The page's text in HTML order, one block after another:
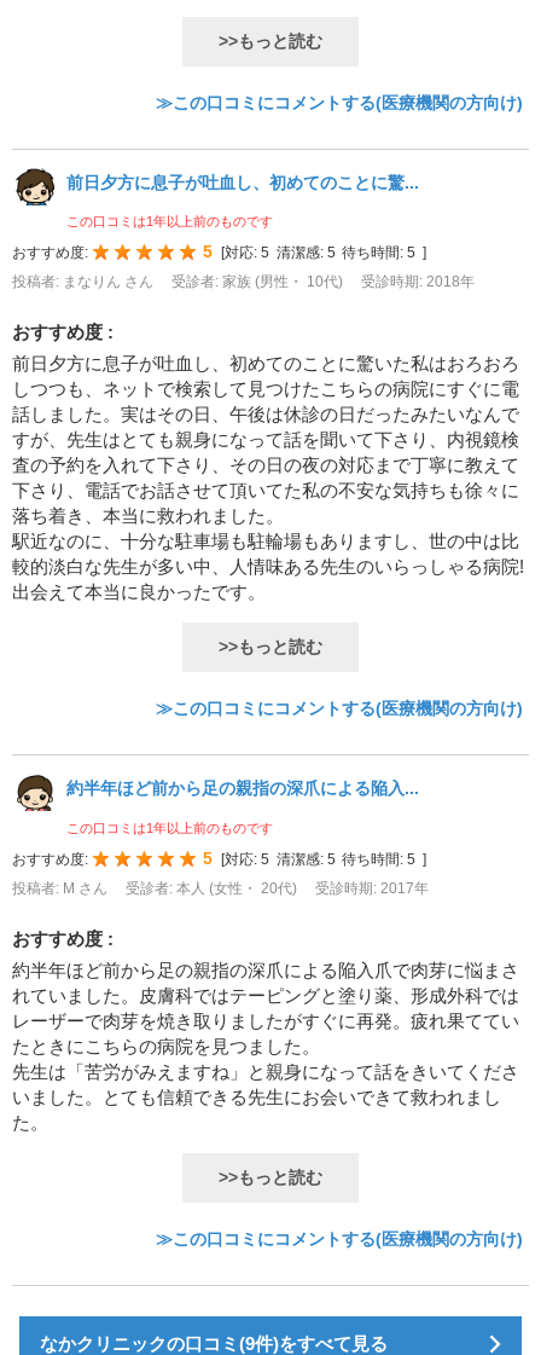
>>もっと読む
≫この口コミにコメントする(医療機関の方向け)
前日夕方に息子が吐血し、初めてのことに驚...
この口コミは1年以上前のものです
おすすめ度: 5 対応: 5 清潔感: 5 待ち時間: 5
投稿者: まなりん さん
受診者: 家族 (男性・ 10代) 受診時期: 2018年
おすすめ度 :
前日夕方に息子が吐血し、初めてのことに驚いた私はおろおろ
しつつも、ネットで検索して見つけたこちらの病院にすぐに電
話しました。実はその日、午後は休診の日だったみたいなんで
すが、先生はとても親身になって話を聞いて下さり、内視鏡検
査の予約を入れて下さり、その日の夜の対応まで丁寧に教えて
下さり、電話でお話させて頂いてた私の不安な気持ちも徐々に
落ち着き、本当に救われました。
駅近なのに、十分な駐車場も駐輪場もありますし、世の中は比
較的淡白な先生が多い中、人情味ある先生のいらっしゃる病院!
出会えて本当に良かったです。
>>もっと読む
≫この口コミにコメントする(医療機関の方向け)
約半年ほど前から足の親指の深爪による陥入...
この口コミは1年以上前のものです
おすすめ度: 5 [対応: 5 清潔感: 5 待ち時間: 5 ]
投稿者: M さん
受診者: 本人 (女性・ 20代) 受診時期: 2017年
おすすめ度 :
約半年ほど前から足の親指の深爪による陥入爪で肉芽に悩まさ
れていました。皮膚科ではテーピングと塗り薬、形成外科では
レーザーで肉芽を焼き取りましたがすぐに再発。疲れ果ててい
たときにこちらの病院を見つました。
先生は「苦労がみえますね」と親身になって話をきいてくださ
いました。とても信頼できる先生にお会いできて救われまし
た。
>>もっと読む
≫この口コミにコメントする(医療機関の方向け)
なかクリニックの口コミ(9件)をすべて見る